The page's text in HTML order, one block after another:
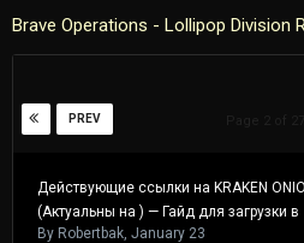
Brave Operations - Lollipop Division
PREV
Действующие ссылки на KRAKEN
(Актуальны на ) — Гайд для загрузки в
By Robertbak January 23